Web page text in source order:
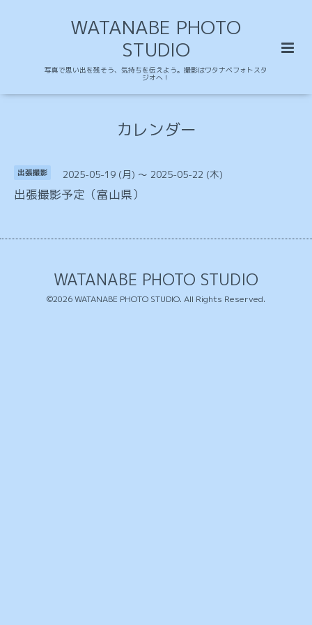
WATANABE PHOTO
STUDIO
写真で思い出を残そう、気持ちを伝えよう。撮影はワタナベフォトスタ
ジオへ！
カレンダー
出張撮影 2025-05-19 (月) ～ 2025-05-22 (木)
出張撮影予定（富山県）
WATANABE PHOTO STUDIO
©2026WATANABE PHOTO STUDIO. All Rights Reserved.